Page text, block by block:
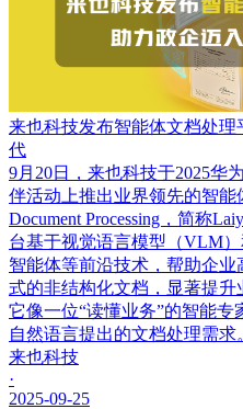
来也科技发布智能体文档处
代
9月20日，来也科技于2025
伴活动上推出业界领先的智能
Document Processing，简称
台基于视觉语言模型（VLM
智能体等前沿技术，帮助企
式的非结构化文档，显著提升
它像一位“读懂业务”的智能专
自然语言提出的文档处理需求
来也科技
·
2025-09-25